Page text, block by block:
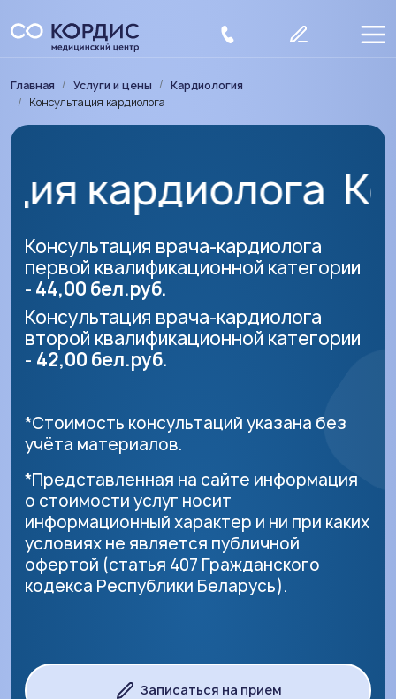
Строка навигации
Главная Услуги и цены
Кардиология
Консультация кардиолога
Консультация врача-кардиолога
первой квалификационной категории
- 44,00 бел.руб.
Консультация врача-кардиолога
второй квалификационной категории
- 42,00 бел.руб.
*Стоимость консультаций указана без
учёта материалов.
*Представленная на сайте информация
о стоимости услуг носит
информационный характер и ни при каких
условиях не является публичной
офертой (статья 407 Гражданского
кодекса Республики Беларусь).
Записаться на прием